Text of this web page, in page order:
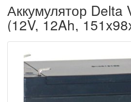
Аккумулятор Delta
(12V, 12Ah,